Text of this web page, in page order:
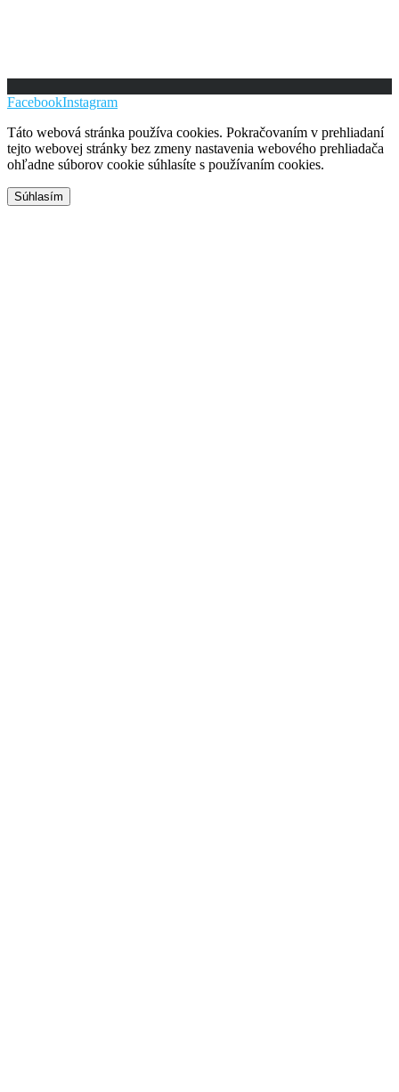
FacebookInstagram
Táto webová stránka používa cookies. Pokračovaním v prehliadaní
tejto webovej stránky bez zmeny nastavenia webového prehliadača
ohľadne súborov cookie súhlasíte s používaním cookies.
Súhlasím